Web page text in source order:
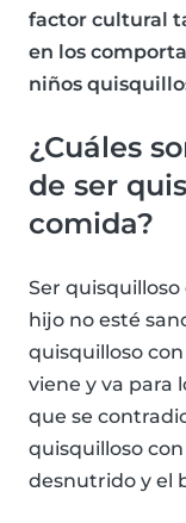
factor cultural
en los
niños
¿Cuáles
de ser
comida?
Ser
hijo no esté
quisquilloso
viene y va para
que se
quisquilloso
desnutrido y el